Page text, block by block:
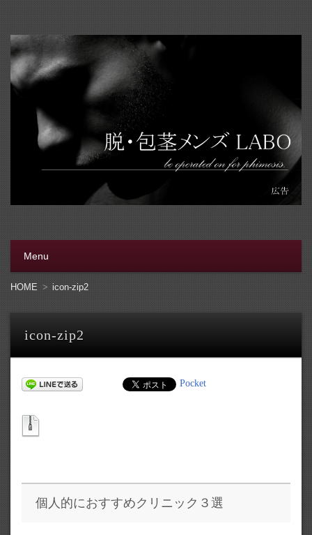
Menu
コンテンツへ移動
HOME icon-zip2
icon-zip2
Pocket
個人的におすすめクリニック３選